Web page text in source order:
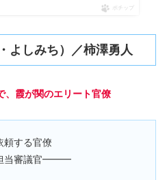
ポチップ
よしみち）／柿澤勇人
、霞が関のエリート官僚
する官僚
審議官━━━